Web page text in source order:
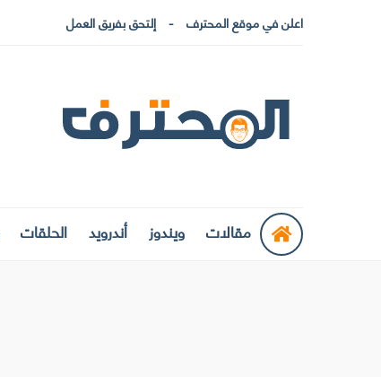
اعلن في موقع المحترف إلتحق بفريق العمل
مقالات ويندوز أندرويد الحلقات